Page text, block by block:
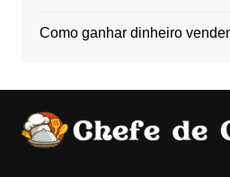
Como ganhar dinheiro